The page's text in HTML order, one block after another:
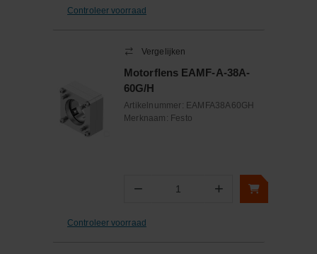
Controleer voorraad
Vergelijken
Motorflens EAMF-A-38A-
60G/H
Artikelnummer: EAMFA38A60GH
Merknaam: Festo
− Aantal +
Controleer voorraad